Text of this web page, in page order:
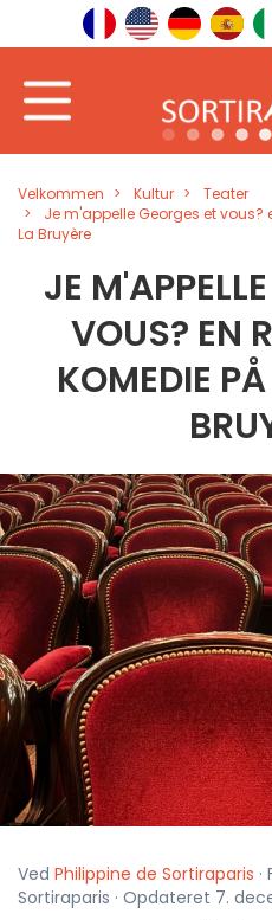
Velkommen Kultur
Teater
Je m'appelle Georges et
La Bruyère
JE
VOUS? EN
KOMEDIE
Ved Philippine de Sortiraparis
Sortiraparis · Opdateret 7.